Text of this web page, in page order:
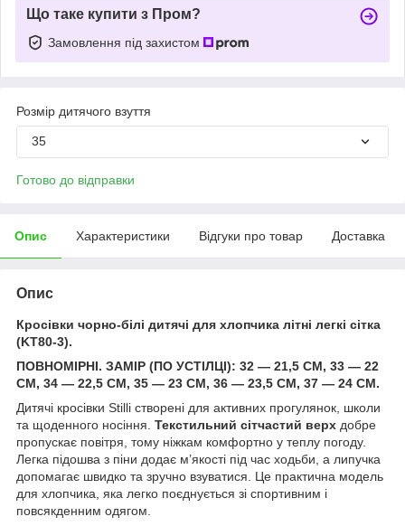
Що таке купити з Пром?
Замовлення під захистом
Розмір дитячого взуття
35
Готово до відправки
Опис Характеристики Відгуки про товар Доставка
Опис
Кросівки чорно-білі дитячі для хлопчика літні легкі сітка
(KT80-3).
ПОВНОМІРНІ. ЗАМІР (ПО УСТІЛЦІ): 32 — 21,5 СМ, 33 — 22
СМ, 34 — 22,5 СМ, 35 — 23 СМ, 36 — 23,5 СМ, 37 — 24 СМ.
Дитячі кросівки Stilli створені для активних прогулянок, школи
та щоденного носіння. Текстильний сітчастий верх добре
пропускає повітря, тому ніжкам комфортно у теплу погоду.
Легка підошва з піни додає м’якості під час ходьби, а липучка
допомагає швидко та зручно взуватися. Це практична модель
для хлопчика, яка легко поєднується зі спортивним і
повсякденним одягом.